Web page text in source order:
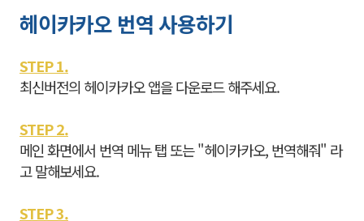
헤이카카오 번역 사용하기
STEP 1.
최신버전의 헤이카카오 앱을 다운로드 해주세요.
STEP 2.
메인 화면에서 번역 메뉴 탭 또는 "헤이카카오, 번역해줘" 라
고 말해보세요.
STEP 3.